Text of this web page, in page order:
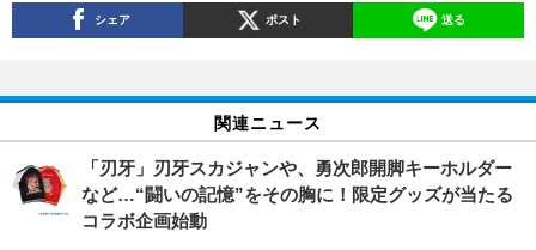
シェア ポスト 送る
関連ニュース
「刃牙」刃牙スカジャンや、勇次郎開脚キーホルダー
など…“闘いの記憶”をその胸に！限定グッズが当たる
コラボ企画始動